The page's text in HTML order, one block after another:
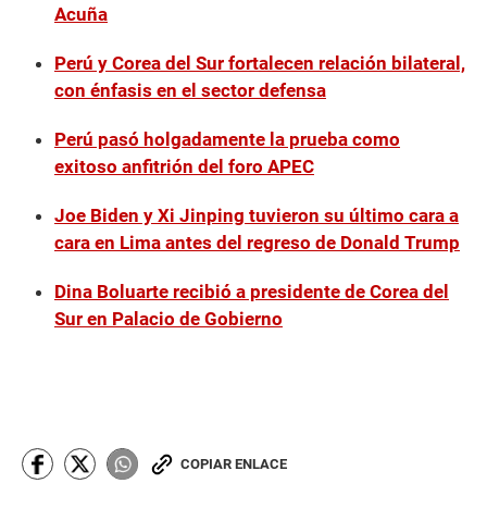
Acuña
Perú y Corea del Sur fortalecen relación bilateral,
con énfasis en el sector defensa
Perú pasó holgadamente la prueba como
exitoso anfitrión del foro APEC
Joe Biden y Xi Jinping tuvieron su último cara a
cara en Lima antes del regreso de Donald Trump
Dina Boluarte recibió a presidente de Corea del
Sur en Palacio de Gobierno
COPIAR ENLACE